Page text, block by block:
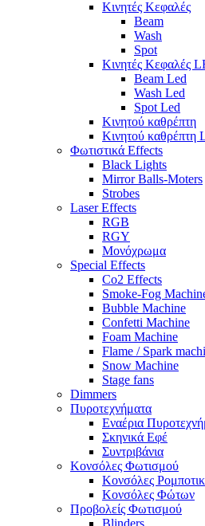
Κινητές Κεφαλές
Beam
Wash
Spot
Κινητές Κεφαλές
Beam Led
Wash Led
Spot Led
Κινητού καθρέπτη
Κινητού καθρέπτη
Φωτιστικά Effects
Black Lights
Mirror Balls-Moters
Strobes
Laser Effects
RGB
RGY
Μονόχρωμα
Special Effects
Co2 Effects
Smoke-Fog
Bubble Machine
Confetti Machine
Foam Machine
Flame / Spark
Snow Machine
Stage fans
Dimmers
Πυροτεχνήματα
Εναέρια
Σκηνικά Εφέ
Συντριβάνια
Κονσόλες Φωτισμού
Κονσόλες
Κονσόλες Φώτων
Προβολείς Φωτισμού
Blinders